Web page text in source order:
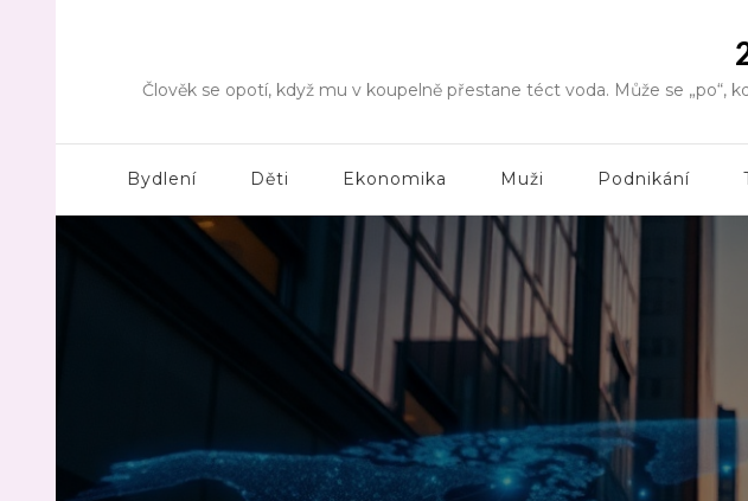
Člověk se opotí, když mu v koupelně přestane téct voda. Může se „po“,
Bydlení Děti Ekonomika Muži Podnikání